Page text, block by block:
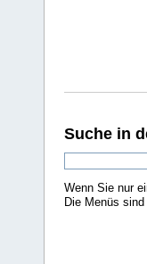
Suche in
Wenn Sie nur
Die Menüs